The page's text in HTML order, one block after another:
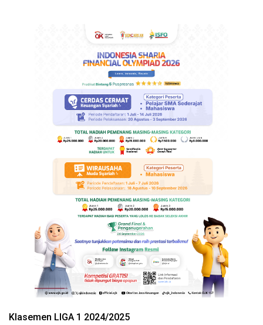
Klasemen LIGA 1 2024/2025